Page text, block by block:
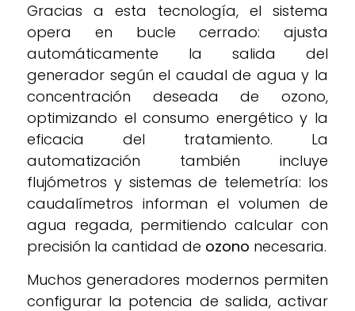
Gracias a esta tecnología, el sistema
opera en bucle cerrado: ajusta
automáticamente la salida del
generador según el caudal de agua y la
concentración deseada de ozono,
optimizando el consumo energético y la
eficacia del tratamiento. La
automatización también incluye
flujómetros y sistemas de telemetría: los
caudalímetros informan el volumen de
agua regada, permitiendo calcular con
precisión la cantidad de ozono necesaria.
Muchos generadores modernos permiten
configurar la potencia de salida, activar